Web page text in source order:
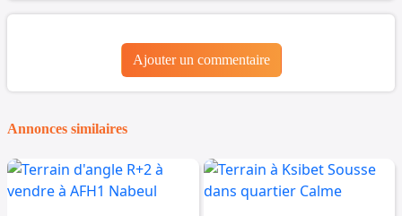
Ajouter un commentaire
Annonces similaires